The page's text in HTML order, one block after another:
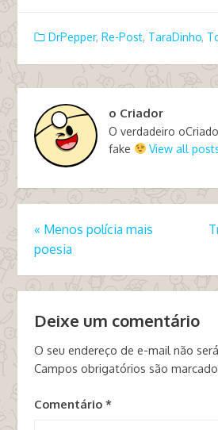
DrPepper, Re-Post, TaraDinho,
o Criador
O verdadeiro
fake
View all
« Menos polícia mais
poesia
Deixe um comentário
O seu endereço de e-mail não
Campos obrigatórios são
Comentário *